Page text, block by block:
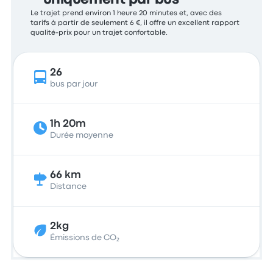
Le trajet prend environ 1 heure 20 minutes et, avec des
tarifs à partir de seulement 6 €, il offre un excellent rapport
qualité-prix pour un trajet confortable.
26
bus par jour
1h 20m
Durée moyenne
66 km
Distance
2kg
Émissions de CO₂